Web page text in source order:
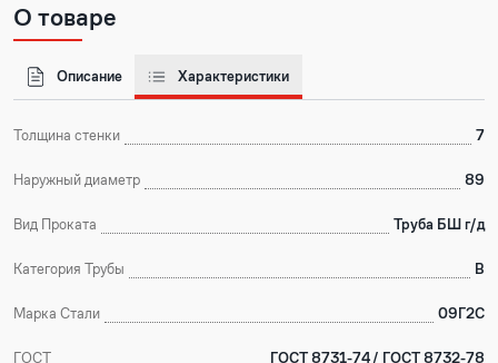
О товаре
Описание Характеристики
Толщина стенки 7
Наружный диаметр 89
Вид Проката Труба БШ г/д
Категория Трубы В
Марка Стали 09Г2С
ГОСТ ГОСТ 8731-74/ ГОСТ 8732-78